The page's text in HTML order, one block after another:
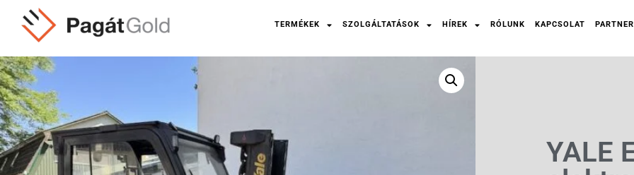
TERMÉKEK SZOLGÁLTATÁSOK HÍREK RÓLUNK KAPCSOLAT
YALE